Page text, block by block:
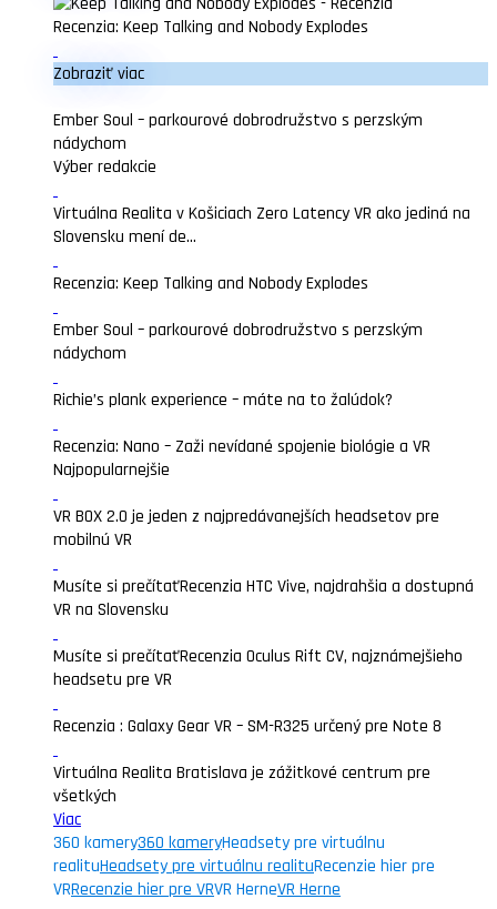
Recenzia: Keep Talking and Nobody Explodes
Zobraziť viac
Ember Soul – parkourové dobrodružstvo s perzským
nádychom
Výber redakcie
Virtuálna Realita v Košiciach Zero Latency VR ako jediná na
Slovensku mení de...
Recenzia: Keep Talking and Nobody Explodes
Ember Soul – parkourové dobrodružstvo s perzským
nádychom
Richie’s plank experience – máte na to žalúdok?
Recenzia: Nano – Zaži nevídané spojenie biológie a VR
Najpopularnejšie
VR BOX 2.0 je jeden z najpredávanejších headsetov pre
mobilnú VR
Musíte si prečítaťRecenzia HTC Vive, najdrahšia a dostupná
VR na Slovensku
Musíte si prečítaťRecenzia Oculus Rift CV, najznámejšieho
headsetu pre VR
Recenzia : Galaxy Gear VR – SM-R325 určený pre Note 8
Virtuálna Realita Bratislava je zážitkové centrum pre
všetkých
Viac
360 kamery360 kameryHeadsety pre virtuálnu
realituHeadsety pre virtuálnu realituRecenzie hier pre
VRRecenzie hier pre VRVR HerneVR Herne